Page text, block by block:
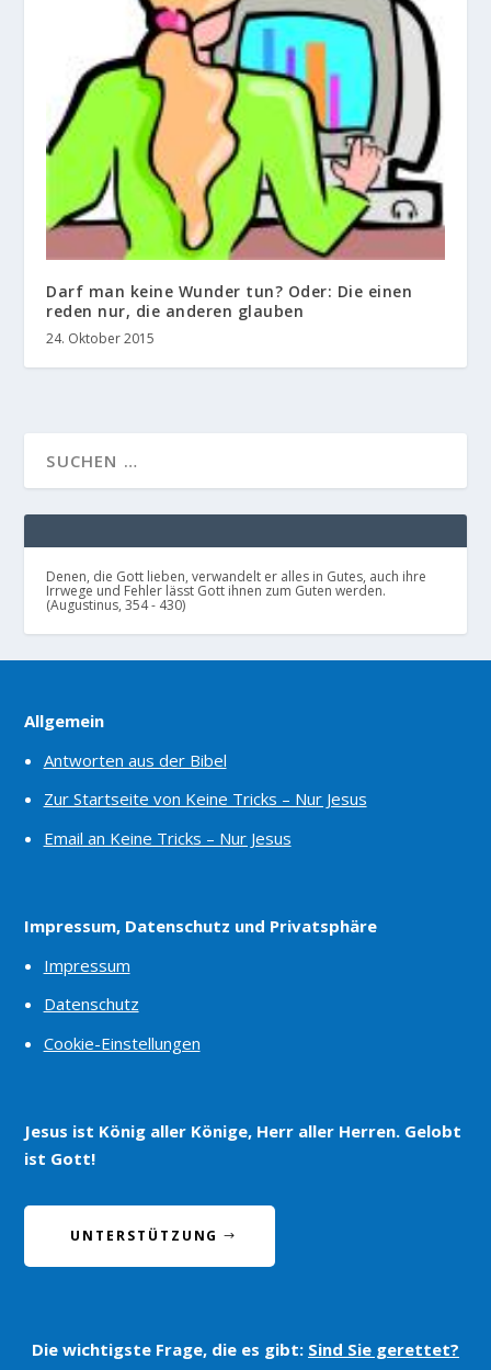
Darf man keine Wunder tun? Oder: Die einen
reden nur, die anderen glauben
24. Oktober 2015
Denen, die Gott lieben, verwandelt er alles in Gutes, auch ihre
Irrwege und Fehler lässt Gott ihnen zum Guten werden.
(Augustinus, 354 - 430)
Allgemein
Antworten aus der Bibel
Zur Startseite von Keine Tricks – Nur Jesus
Email an Keine Tricks – Nur Jesus
Impressum, Datenschutz und Privatsphäre
Impressum
Datenschutz
Cookie-Einstellungen
Jesus ist König aller Könige, Herr aller Herren. Gelobt
ist Gott!
UNTERSTÜTZUNG
Die wichtigste Frage, die es gibt: Sind Sie gerettet?